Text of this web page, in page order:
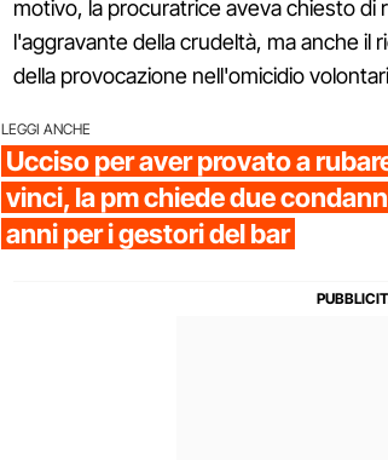
motivo, la procuratrice aveva chiesto di
l'aggravante della crudeltà, ma anche
della provocazione nell'omicidio
LEGGI ANCHE
Ucciso per aver provato a
vinci, la pm chiede due
anni per i gestori del bar